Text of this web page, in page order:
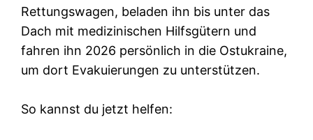
Rettungswagen, beladen ihn bis unter das
Dach mit medizinischen Hilfsgütern und
fahren ihn 2026 persönlich in die Ostukraine,
um dort Evakuierungen zu unterstützen.
So kannst du jetzt helfen: